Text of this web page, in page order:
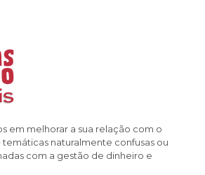
em melhorar a sua relação com o
naturalmente confusas ou
com a gestão de dinheiro e